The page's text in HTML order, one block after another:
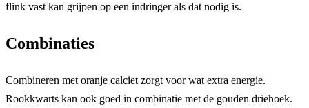
flink vast kan grijpen op een indringer als dat nodig is.
Combinaties
Combineren met oranje calciet zorgt voor wat extra energie.
Rookkwarts kan ook goed in combinatie met de gouden driehoek.